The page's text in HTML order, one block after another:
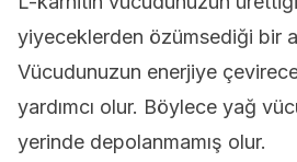
yiyeceklerden özümsediği bir
Vücudunuzun enerjiye
yardımcı olur. Böylece yağ
yerinde depolanmamış olur.